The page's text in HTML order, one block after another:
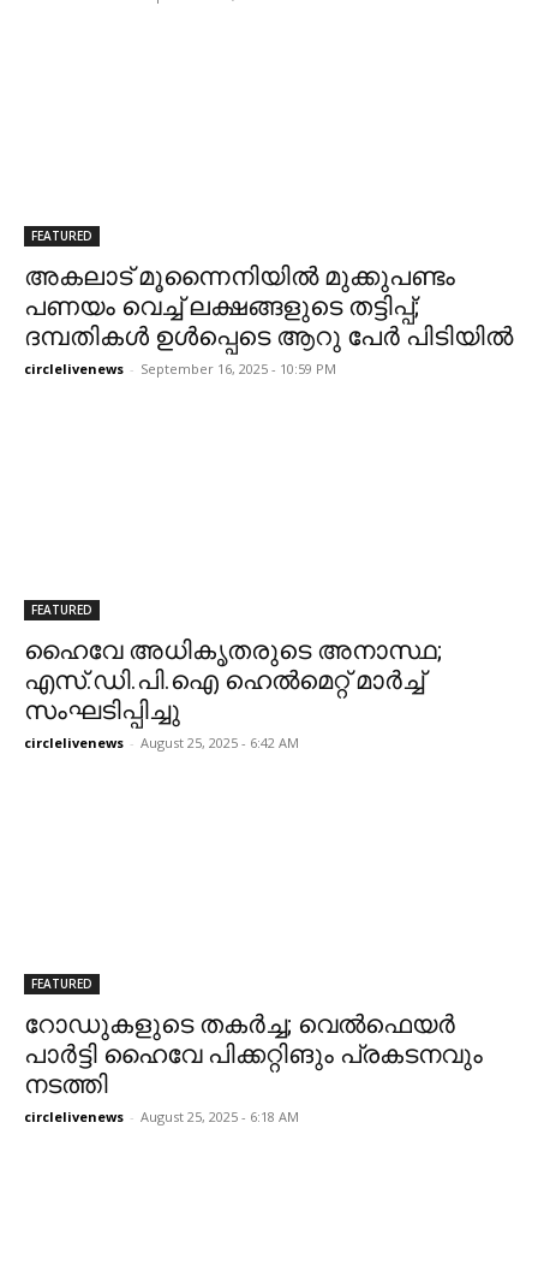
FEATURED
അകലാട് മൂന്നൈനിയിൽ മുക്കുപണ്ടം
പണയം വെച്ച് ലക്ഷങ്ങളുടെ തട്ടിപ്പ്;
ദമ്പതികൾ ഉൾപ്പെടെ ആറു പേർ പിടിയിൽ
circlelivenews - September 16, 2025 - 10:59 PM
FEATURED
ഹൈവേ അധികൃതരുടെ അനാസ്ഥ;
എസ്.ഡി.പി.ഐ ഹെൽമെറ്റ്‌ മാർച്ച്‌
സംഘടിപ്പിച്ചു
circlelivenews - August 25, 2025 - 6:42 AM
FEATURED
റോഡുകളുടെ തകർച്ച; വെൽഫെയർ
പാർട്ടി ഹൈവേ പിക്കറ്റിങും പ്രകടനവും
നടത്തി
circlelivenews - August 25, 2025 - 6:18 AM